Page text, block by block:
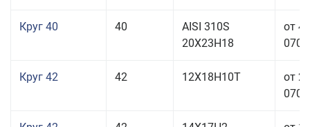
Круг 40 40
AISI 310S
20Х23Н18
от
Круг 42 42 12Х18Н10Т
от